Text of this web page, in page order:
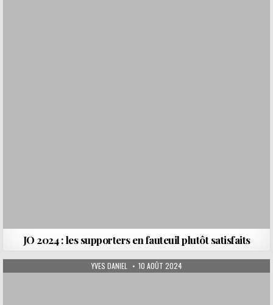
JO 2024 : les supporters en fauteuil plutôt satisfaits
AUTHOR:
YVES DANIEL PUBLISHED DATE:
10 AOÛT 2024